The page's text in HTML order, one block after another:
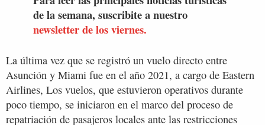
de la semana, suscribite a nuestro
newsletter de los viernes.
La última vez que se registró un vuelo directo entre
Asunción y Miami fue en el año 2021, a cargo de Eastern
Airlines, Los vuelos, que estuvieron operativos durante
poco tiempo, se iniciaron en el marco del proceso de
repatriación de pasajeros locales ante las restricciones